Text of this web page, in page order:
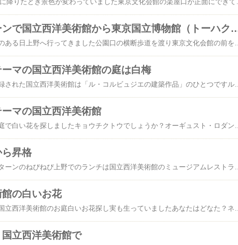
いつもパターンで国立西洋美術館から東
マの国立西洋美術館の庭は白梅
世界文化遺産に登録された国立西洋美術館は「ル・コルビュジエの建築作品」のひとつですル・コルビュジエ（1887～1965年）フランス人建築家で近代建築の巨匠展示室へとつながる明るいロビーこの空間が好きで展覧会を観なくとも足を踏み入れカフェ『すいれん』へ直行国立西洋美術館は展覧会チケットがなくとも建物のなかには入れます上野公園口 ⇒ 国立西洋美術館 ⇒ カフェすいれんへと、何年経ってもこの行動パターンは変わることがありません白いお花がテーマの国立西洋美術館の庭今は白梅がちらほらとそれにしてもいい加減な写真ばかり・・・クラーナハ展―500年後の誘惑2016年10月15日（土）～2017年1月15日（日） にほんブログ村応援ありがとうございます
マの国立西洋美術館
昇格
の白いお花
立西洋美術館で